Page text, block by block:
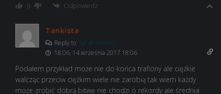
0 Odpowiedz
Tankista
Reply to Szczecinianin
18:06, 14 września 2017 18:06
Podałem przykład może nie do końca trafiony ale ciężkie
walcząc przeciw ciężkim wiele nie zarobią tak wiem każdy
może zrobić dobrą bitwę nie chodzi o rekordy ale średnia